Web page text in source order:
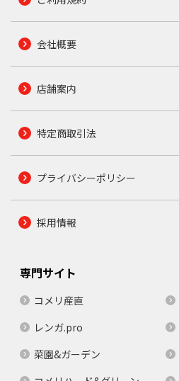
会社概要
店舗案内
特定商取引法
プライバシーポリシー
採用情報
専門サイト
コメリ産直
レンガ.pro
菜園&ガーデン